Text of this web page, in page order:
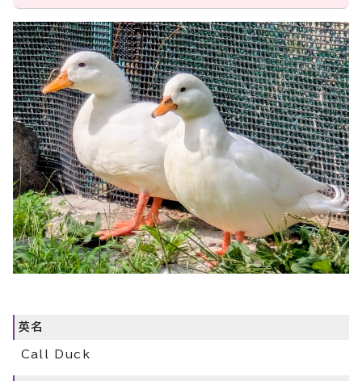
英名
Call Duck